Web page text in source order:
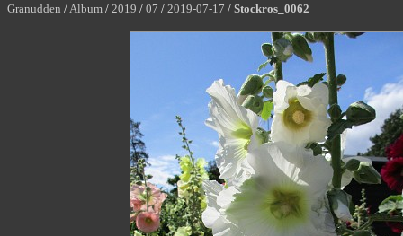
Granudden /Album / 2019 / 07 / 2019-07-17 / Stockros_0062